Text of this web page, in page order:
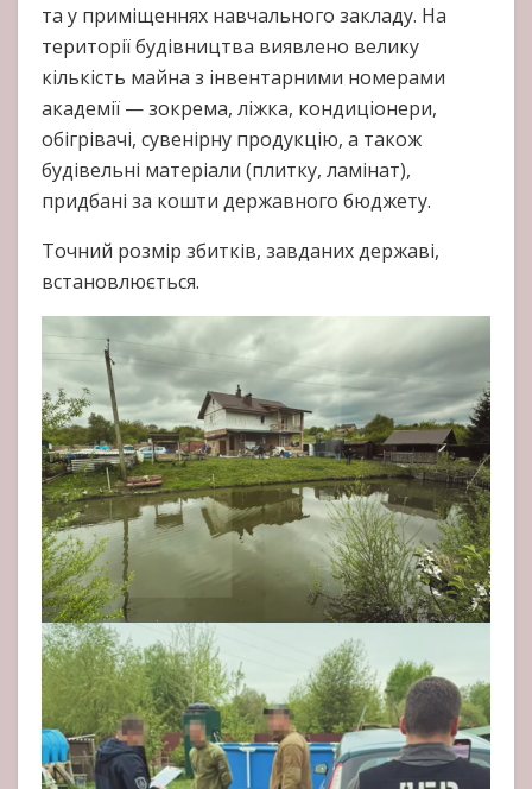
та у приміщеннях навчального закладу. На
території будівництва виявлено велику
кількість майна з інвентарними номерами
академії — зокрема, ліжка, кондиціонери,
обігрівачі, сувенірну продукцію, а також
будівельні матеріали (плитку, ламінат),
придбані за кошти державного бюджету.
Точний розмір збитків, завданих державі,
встановлюється.